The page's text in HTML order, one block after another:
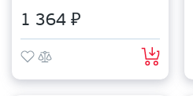
1 364 ₽